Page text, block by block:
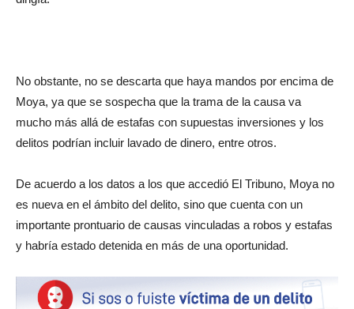
No obstante, no se descarta que haya mandos por encima de
Moya, ya que se sospecha que la trama de la causa va
mucho más allá de estafas con supuestas inversiones y los
delitos podrían incluir lavado de dinero, entre otros.
De acuerdo a los datos a los que accedió El Tribuno, Moya no
es nueva en el ámbito del delito, sino que cuenta con un
importante prontuario de causas vinculadas a robos y estafas
y habría estado detenida en más de una oportunidad.